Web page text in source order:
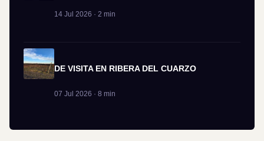
14 Jul 2026 · 2 min
DE VISITA EN RIBERA DEL CUARZO
07 Jul 2026 · 8 min